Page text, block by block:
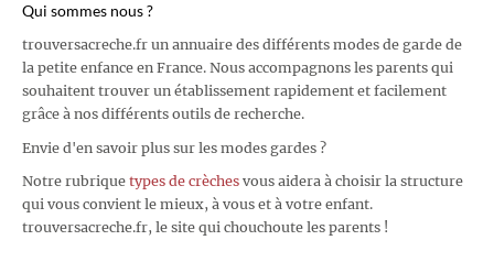
Qui sommes nous ?
trouversacreche.fr un annuaire des différents modes de garde de
la petite enfance en France. Nous accompagnons les parents qui
souhaitent trouver un établissement rapidement et facilement
grâce à nos différents outils de recherche.
Envie d'en savoir plus sur les modes gardes ?
Notre rubrique types de crèches vous aidera à choisir la structure
qui vous convient le mieux, à vous et à votre enfant.
trouversacreche.fr, le site qui chouchoute les parents !